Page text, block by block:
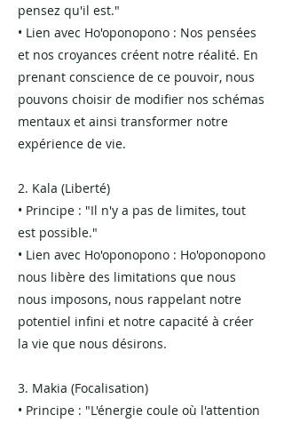
pensez qu'il est."
• Lien avec Ho'oponopono : Nos pensées
et nos croyances créent notre réalité. En
prenant conscience de ce pouvoir, nous
pouvons choisir de modifier nos schémas
mentaux et ainsi transformer notre
expérience de vie.
2. Kala (Liberté)
• Principe : "Il n'y a pas de limites, tout
est possible."
• Lien avec Ho'oponopono : Ho'oponopono
nous libère des limitations que nous
nous imposons, nous rappelant notre
potentiel infini et notre capacité à créer
la vie que nous désirons.
3. Makia (Focalisation)
• Principe : "L'énergie coule où l'attention